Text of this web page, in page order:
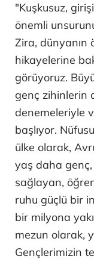
"Kuşkusuz,
önemli
Zira, dünyanın
hikayelerine
görüyoruz.
genç zihinlerin
denemeleriyle
başlıyor.
ülke olarak,
yaş daha
sağlayan,
ruhu güçlü bir
bir milyona
mezun olarak,
Gençlerimizin